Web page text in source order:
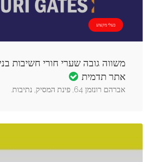
בעלי מקצוע
משווה גובה שערי חורי חשיבות בניית
אתר תדמית
אברהם רונזמן 64, פינת המסיק, נתיבות.